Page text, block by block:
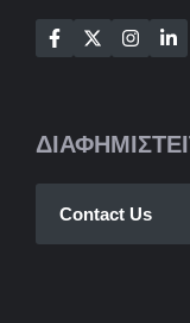
Contact Us